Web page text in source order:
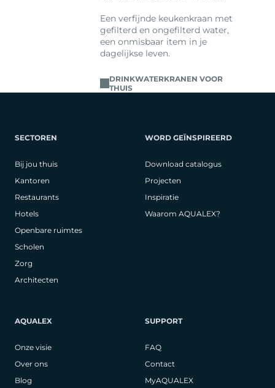
Een verfijnde keukenkraan met
gefilterd en ongefilterd water,
een onmisbaar item in je
dagelijkse leven.
DRINKWATERKRANEN VOOR
THUIS
SECTOREN
Bij jou thuis
Kantoren
Restaurants
Hotels
Openbare ruimtes
Scholen
Zorg
Architecten
WORD GEÏNSPIREERD
Download catalogus
Projecten
Inspiratie
Waarom AQUALEX?
AQUALEX
Onze visie
Over ons
Blog
SUPPORT
FAQ
Contact
MyAQUALEX